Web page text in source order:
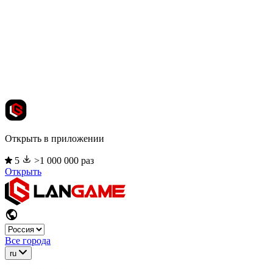
Открыть в приложении
5
>1 000 000 раз
Открыть
Все города
ru